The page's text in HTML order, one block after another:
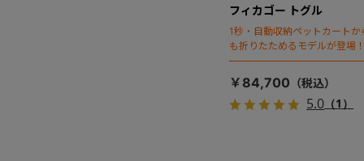
フィカゴー トグル
1秒・自動収納ペットカート
も折りたためるモデルが登場
￥84,700
5.0 （1）